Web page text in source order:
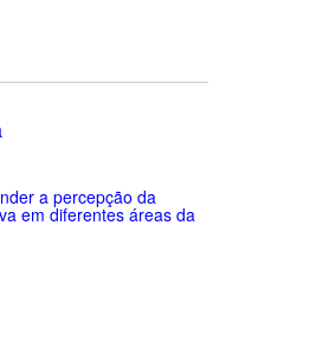
a percepção da
em diferentes áreas da